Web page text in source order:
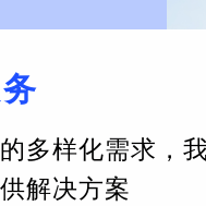
多样化需求，
解决方案